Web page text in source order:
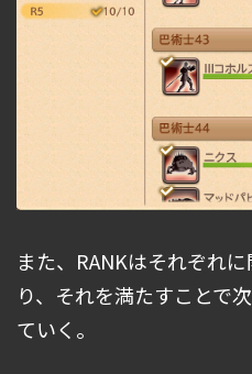
また、RANKはそれぞれ
り、それを満たすことで
ていく。